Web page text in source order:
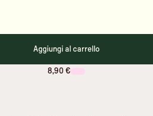
Aggiungi al carrello
8,90 €